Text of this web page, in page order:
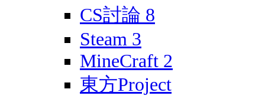
CS討論 8
Steam 3
MineCraft 2
東方Project